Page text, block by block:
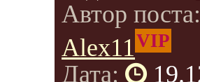
Автор
Alex11VIP
Дата: